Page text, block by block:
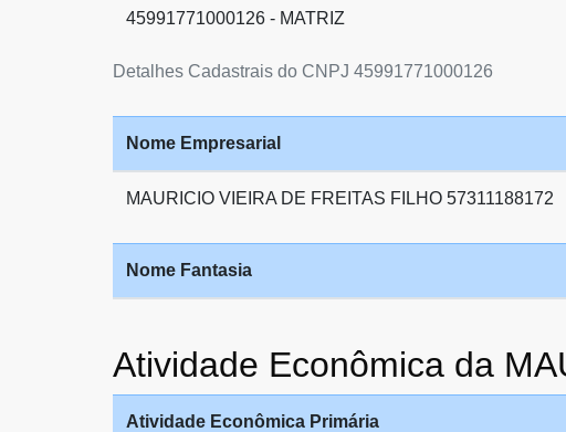
Detalhes Cadastrais do CNPJ 45991771000126
45991771000126 - MATRIZ
Nome Empresarial
MAURICIO VIEIRA DE FREITAS FILHO 57311188172
Nome Fantasia
Atividade Econômica da
Atividade Econômica Primária